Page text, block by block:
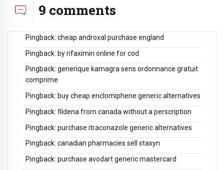
9 comments
Pingback: cheap androxal purchase england
Pingback: by rifaximin online for cod
Pingback: generique kamagra sens ordonnance gratuit
comprime
Pingback: buy cheap enclomiphene generic alternatives
Pingback: fildena from canada without a perscription
Pingback: purchase itraconazole generic alternatives
Pingback: canadian pharmacies sell staxyn
Pingback: purchase avodart generic mastercard